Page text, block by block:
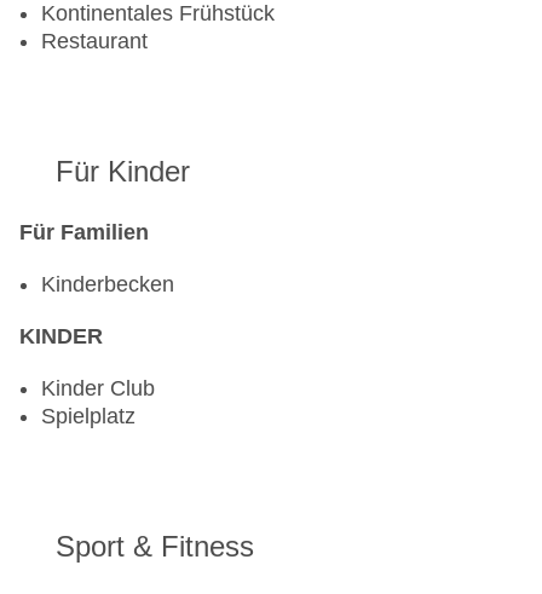
Kontinentales Frühstück
Restaurant
Für Kinder
Für Familien
Kinderbecken
KINDER
Kinder Club
Spielplatz
Sport & Fitness